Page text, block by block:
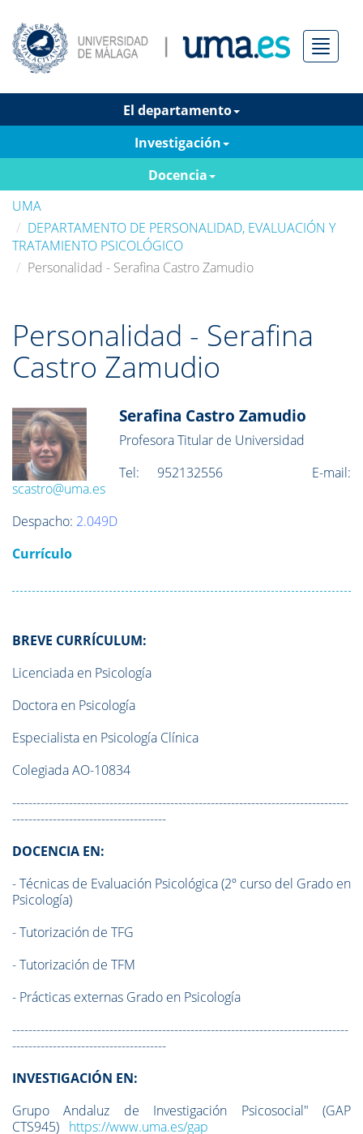
Menú
El departamento
Investigación
Docencia
UMA
DEPARTAMENTO DE PERSONALIDAD, EVALUACIÓN Y
TRATAMIENTO PSICOLÓGICO
Personalidad - Serafina Castro Zamudio
Personalidad - Serafina
Castro Zamudio
Serafina Castro Zamudio
Profesora Titular de Universidad
Tel: 952132556 E-mail:
scastro@uma.es
Despacho: 2.049D
Currículo
BREVE CURRÍCULUM:
Licenciada en Psicología
Doctora en Psicología
Especialista en Psicología Clínica
Colegiada AO-10834
-----------------------------------------------------------------------------------
--------------------------------------
DOCENCIA EN:
- Técnicas de Evaluación Psicológica (2º curso del Grado en
Psicología)
- Tutorización de TFG
- Tutorización de TFM
- Prácticas externas Grado en Psicología
-----------------------------------------------------------------------------------
--------------------------------------
INVESTIGACIÓN EN:
Grupo Andaluz de Investigación Psicosocial" (GAP
CTS945) https://www.uma.es/gap